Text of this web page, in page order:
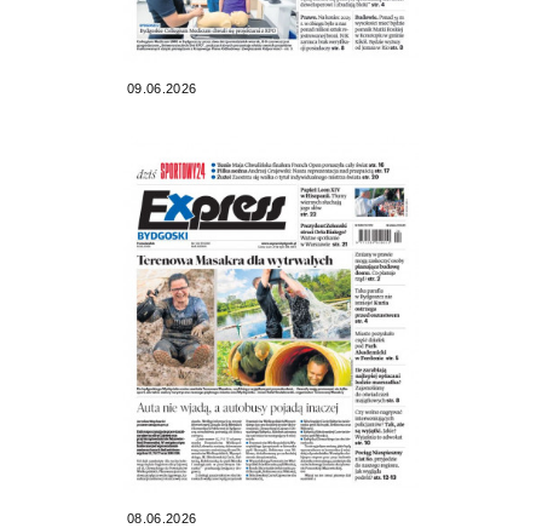
09.06.2026
08.06.2026